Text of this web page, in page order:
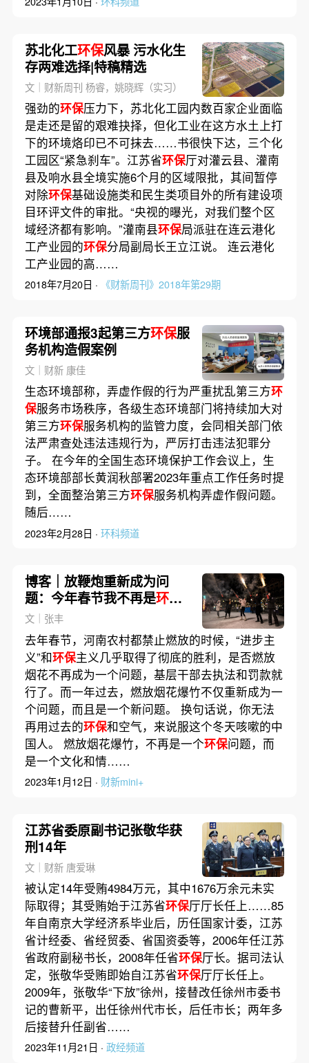
苏北化工环保风暴 污水化生
存两难选择|特稿精选
文｜财新周刊 杨睿，姚晓辉（实习）
强劲的环保压力下，苏北化工园内数百家企业面临
是走还是留的艰难抉择，但化工业在这方水土上打
下的环境烙印已不可抹去……书很快下达，三个化
工园区“紧急刹车”。江苏省环保厅对灌云县、灌南
县及响水县全境实施6个月的区域限批，其间暂停
对除环保基础设施类和民生类项目外的所有建设项
目环评文件的审批。“央视的曝光，对我们整个区
域经济都有影响。”灌南县环保局派驻在连云港化
工产业园的环保分局副局长王立江说。 连云港化
工产业园的高……
2018年7月20日 · 《财新周刊》2018年第29期
环境部通报3起第三方环保服
务机构造假案例
文｜财新 康佳
生态环境部称，弄虚作假的行为严重扰乱第三方环
保服务市场秩序，各级生态环境部门将持续加大对
第三方环保服务机构的监管力度，会同相关部门依
法严肃查处违法违规行为，严厉打击违法犯罪分
子。 在今年的全国生态环境保护工作会议上，生
态环境部部长黄润秋部署2023年重点工作任务时提
到，全面整治第三方环保服务机构弄虚作假问题。
随后……
2023年2月28日 · 环科频道
博客｜放鞭炮重新成为问
题：今年春节我不再是环保
主义者
文｜张丰
去年春节，河南农村都禁止燃放的时候，“进步主
义”和环保主义几乎取得了彻底的胜利，是否燃放
烟花不再成为一个问题，基层干部去执法和罚款就
行了。而一年过去，燃放烟花爆竹不仅重新成为一
个问题，而且是一个新问题。 换句话说，你无法
再用过去的环保和空气，来说服这个冬天咳嗽的中
国人。 燃放烟花爆竹，不再是一个环保问题，而
是一个文化和情……
2023年1月12日 · 财新mini+
江苏省委原副书记张敬华获
刑14年
文｜财新 唐爱琳
被认定14年受贿4984万元，其中1676万余元未实
际取得；其受贿始于江苏省环保厅厅长任上……85
年自南京大学经济系毕业后，历任国家计委，江苏
省计经委、省经贸委、省国资委等，2006年任江苏
省政府副秘书长，2008年任省环保厅长。据司法认
定，张敬华受贿即始自江苏省环保厅厅长任上。
2009年，张敬华“下放”徐州，接替改任徐州市委书
记的曹新平，出任徐州代市长，后任市长；两年多
后接替升任副省……
2023年11月21日 · 政经频道